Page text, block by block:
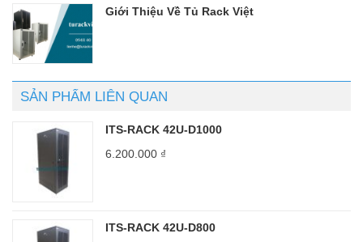
Giới Thiệu Về Tủ Rack Việt
SẢN PHẨM LIÊN QUAN
ITS-RACK 42U-D1000
6.200.000 ₫
ITS-RACK 42U-D800